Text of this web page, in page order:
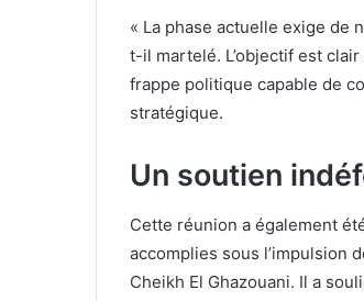
« La phase actuelle exige de
t-il martelé. L’objectif est
frappe politique capable de
stratégique.
Un soutien
Cette réunion a également
accomplies sous l’impulsion
Cheikh El Ghazouani. Il a